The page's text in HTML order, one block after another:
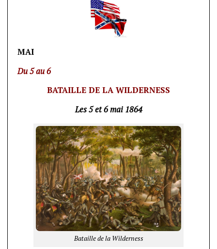
MAI
Du 5 au 6
BATAILLE DE LA WILDERNESS
Les 5 et 6 mai 1864
Bataille de la Wilderness